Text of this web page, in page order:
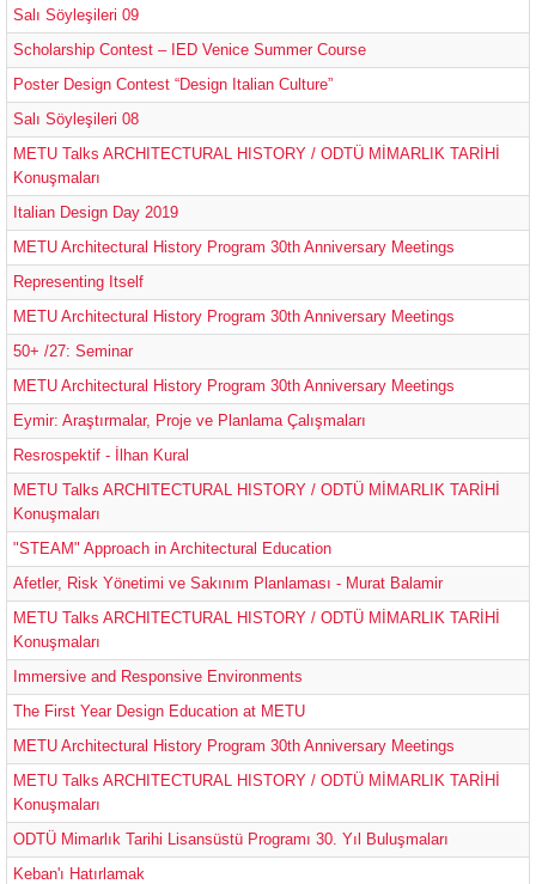
Salı Söyleşileri 09
Scholarship Contest – IED Venice Summer Course
Poster Design Contest “Design Italian Culture”
Salı Söyleşileri 08
METU Talks ARCHITECTURAL HISTORY / ODTÜ MİMARLIK TARİHİ
Konuşmaları
Italian Design Day 2019
METU Architectural History Program 30th Anniversary Meetings
Representing Itself
METU Architectural History Program 30th Anniversary Meetings
50+ /27: Seminar
METU Architectural History Program 30th Anniversary Meetings
Eymir: Araştırmalar, Proje ve Planlama Çalışmaları
Resrospektif - İlhan Kural
METU Talks ARCHITECTURAL HISTORY / ODTÜ MİMARLIK TARİHİ
Konuşmaları
"STEAM" Approach in Architectural Education
Afetler, Risk Yönetimi ve Sakınım Planlaması - Murat Balamir
METU Talks ARCHITECTURAL HISTORY / ODTÜ MİMARLIK TARİHİ
Konuşmaları
Immersive and Responsive Environments
The First Year Design Education at METU
METU Architectural History Program 30th Anniversary Meetings
METU Talks ARCHITECTURAL HISTORY / ODTÜ MİMARLIK TARİHİ
Konuşmaları
ODTÜ Mimarlık Tarihi Lisansüstü Programı 30. Yıl Buluşmaları
Keban'ı Hatırlamak